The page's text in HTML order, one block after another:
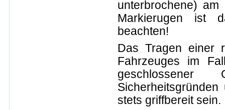
unterbrochene)
Markierugen ist
beachten!
Das Tragen einer
Fahrzeuges im
stets griffbereit sein.